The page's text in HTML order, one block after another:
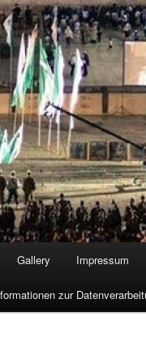
Gallery Impressum
zur